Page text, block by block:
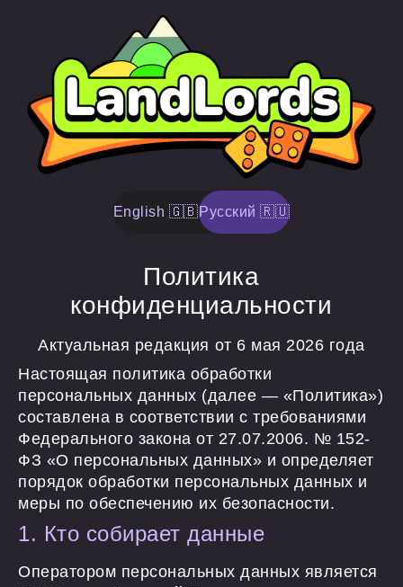
English 🇬🇧Русский 🇷🇺
Политика
конфиденциальности
Актуальная редакция от 6 мая 2026 года
Настоящая политика обработки
персональных данных (далее — «Политика»)
составлена в соответствии с требованиями
Федерального закона от 27.07.2006. № 152-
ФЗ «О персональных данных» и определяет
порядок обработки персональных данных и
меры по обеспечению их безопасности.
1. Кто собирает данные
Оператором персональных данных является